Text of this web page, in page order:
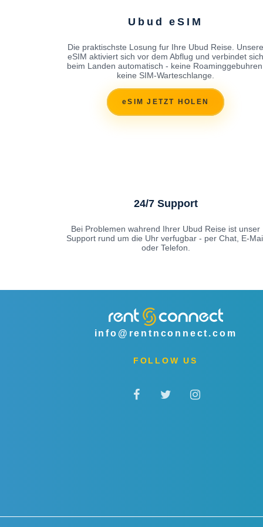
Ubud eSIM
Die praktischste Losung fur Ihre Ubud Reise. Unsere
eSIM aktiviert sich vor dem Abflug und verbindet sich
beim Landen automatisch - keine
keine SIM-Warteschlange.
eSIM JETZT HOLEN
24/7 Support
Bei Problemen wahrend Ihrer Ubud Reise ist unser
Support rund um die Uhr verfugbar - per Chat, E-
oder Telefon.
info@rentnconnect.com
FOLLOW US